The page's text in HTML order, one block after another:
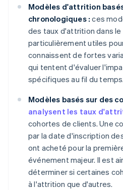
Modèles d'attrition
chronologiques : ces
des taux d'attrition dans
particulièrement utiles
connaissent de fortes
qui tentent d'évaluer
spécifiques au fil du temps.
Modèles basés sur des
analysent les taux
cohortes de clients. Une
par la date d'inscription
ont acheté pour la
événement majeur. Il est
déterminer si certaines
à l'attrition que d'autres.